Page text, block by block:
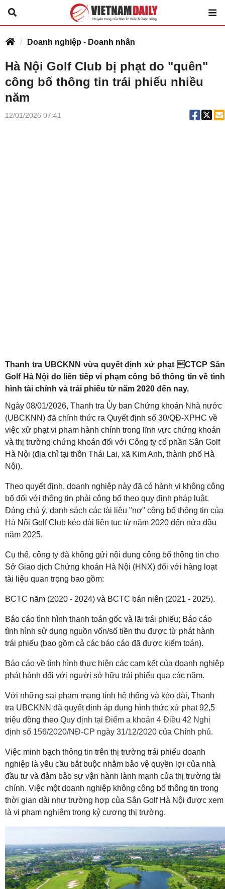
Doanh nghiệp - Doanh nhân
Hà Nội Golf Club bị phạt do "quên"
công bố thông tin trái phiếu nhiều
năm
12/01/2026 07:41
Thanh tra UBCKNN vừa quyết định xử phạt CTCP Sân
Golf Hà Nội do liên tiếp vi phạm công bố thông tin về tình
hình tài chính và trái phiếu từ năm 2020 đến nay.
Ngày 08/01/2026, Thanh tra Ủy ban Chứng khoán Nhà nước
(UBCKNN) đã chính thức ra Quyết định số 30/QĐ-XPHC về
việc xử phạt vi phạm hành chính trong lĩnh vực chứng khoán
và thị trường chứng khoán đối với Công ty cổ phần Sân Golf
Hà Nội (địa chỉ tại thôn Thái Lai, xã Kim Anh, thành phố Hà
Nội).
Theo quyết định, doanh nghiệp này đã có hành vi không công
bố đối với thông tin phải công bố theo quy định pháp luật.
Đáng chú ý, danh sách các tài liệu "nợ" công bố thông tin của
Hà Nội Golf Club kéo dài liên tục từ năm 2020 đến nửa đầu
năm 2025.
Cụ thể, công ty đã không gửi nội dung công bố thông tin cho
Sở Giao dịch Chứng khoán Hà Nội (HNX) đối với hàng loạt
tài liệu quan trọng bao gồm:
BCTC năm (2020 - 2024) và BCTC bán niên (2021 - 2025).
Báo cáo tình hình thanh toán gốc và lãi trái phiếu; Báo cáo
tình hình sử dụng nguồn vốn/số tiền thu được từ phát hành
trái phiếu (bao gồm cả các báo cáo đã được kiểm toán).
Báo cáo về tình hình thực hiện các cam kết của doanh nghiệp
phát hành đối với người sở hữu trái phiếu qua các năm.
Với những sai phạm mang tính hệ thống và kéo dài, Thanh
tra UBCKNN đã quyết định áp dụng hình thức xử phạt 92,5
triệu đồng theo Quy định tại Điểm a khoản 4 Điều 42 Nghị
định số 156/2020/NĐ-CP ngày 31/12/2020 của Chính phủ.
Việc minh bạch thông tin trên thị trường trái phiếu doanh
nghiệp là yêu cầu bắt buộc nhằm bảo vệ quyền lợi của nhà
đầu tư và đảm bảo sự vận hành lành mạnh của thị trường tài
chính. Việc một doanh nghiệp không công bố thông tin trong
thời gian dài như trường hợp của Sân Golf Hà Nội được xem
là vi phạm nghiêm trọng kỷ cương thị trường.